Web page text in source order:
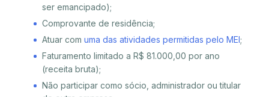
ser emancipado);
Comprovante de residência;
Atuar com uma das atividades permitidas pelo MEI;
Faturamento limitado a R$ 81.000,00 por ano
(receita bruta);
Não participar como sócio, administrador ou titular